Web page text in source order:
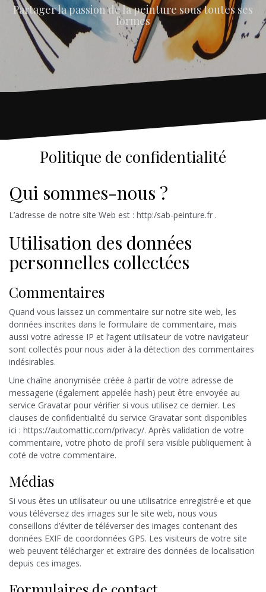
Partager la passion de la peinture sous toutes ses
formes
Politique de confidentialité
Qui sommes-nous ?
L’adresse de notre site Web est : http:/sab-peinture.fr .
Utilisation des données
personnelles collectées
Commentaires
Quand vous laissez un commentaire sur notre site web, les
données inscrites dans le formulaire de commentaire, mais
aussi votre adresse IP et l’agent utilisateur de votre navigateur
sont collectés pour nous aider à la détection des commentaires
indésirables.
Une chaîne anonymisée créée à partir de votre adresse de
messagerie (également appelée hash) peut être envoyée au
service Gravatar pour vérifier si vous utilisez ce dernier. Les
clauses de confidentialité du service Gravatar sont disponibles
ici : https://automattic.com/privacy/. Après validation de votre
commentaire, votre photo de profil sera visible publiquement à
coté de votre commentaire.
Médias
Si vous êtes un utilisateur ou une utilisatrice enregistré·e et que
vous téléversez des images sur le site web, nous vous
conseillons d’éviter de téléverser des images contenant des
données EXIF de coordonnées GPS. Les visiteurs de votre site
web peuvent télécharger et extraire des données de localisation
depuis ces images.